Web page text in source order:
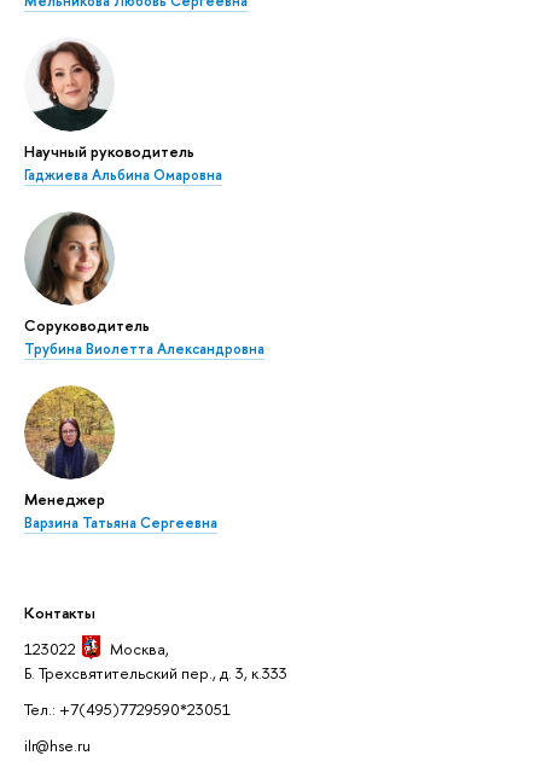
Научный руководитель
Гаджиева Альбина Омаровна
Соруководитель
Трубина Виолетта Александровна
Менеджер
Варзина Татьяна Сергеевна
Контакты
123022
Москва,
Б. Трехсвятительский пер., д. 3, к.333
Тел.: +7(495)7729590*23051
ilr@hse.ru